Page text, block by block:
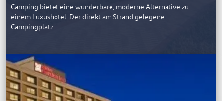
Camping bietet eine wunderbare, moderne Alternative zu
einem Luxushotel. Der direkt am Strand gelegene
Campingplatz…